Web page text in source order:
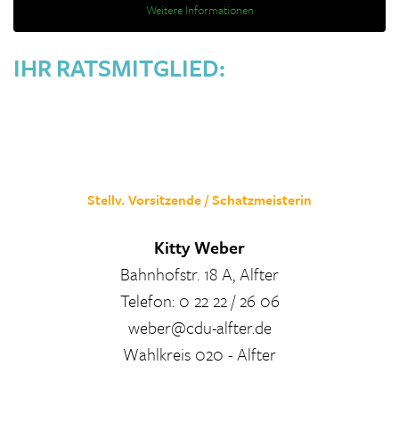
Weitere Informationen
IHR RATSMITGLIED:
Stellv. Vorsitzende / Schatzmeisterin
Kitty Weber
Bahnhofstr. 18 A, Alfter
Telefon: 0 22 22 / 26 06
weber@cdu-alfter.de
Wahlkreis 020 - Alfter